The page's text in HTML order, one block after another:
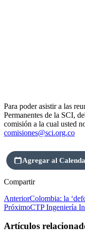
Para poder asistir a las
Permanentes de la SCI,
comisión a la cual usted
comisiones@sci.org.co
Agregar al
Compartir
AnteriorColombia: la
PróximoCTP Ingeniería
Artículos